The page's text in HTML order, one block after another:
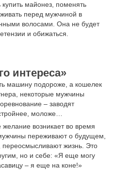
майонез, поменять
перед мужчиной в
волосами. Она не будет
и обижаться.
интереса»
машину подороже, а кошелек
некоторые мужчины
– заводят
моложе…
возникает во время
переживают о будущем,
жизнь. Это
но и себе: «Я еще могу
– я еще на коне!»